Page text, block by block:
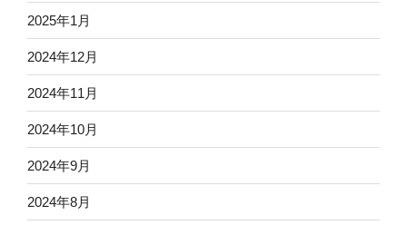
2025年1月
2024年12月
2024年11月
2024年10月
2024年9月
2024年8月